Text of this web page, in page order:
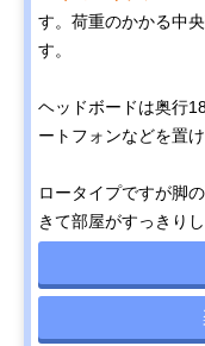
す。荷重のかかる中
す。
ヘッドボードは奥行
ートフォンなどを置け
ロータイプですが脚
きて部屋がすっきりし